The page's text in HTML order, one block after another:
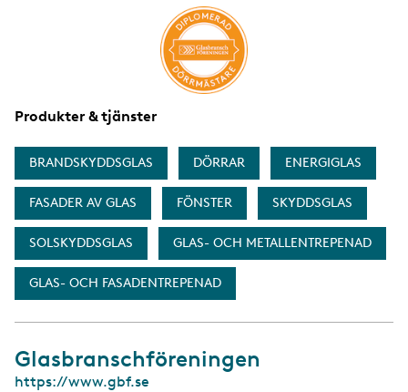
Produkter & tjänster
BRANDSKYDDSGLAS DÖRRAR ENERGIGLAS
FASADER AV GLAS FÖNSTER SKYDDSGLAS
SOLSKYDDSGLAS GLAS- OCH METALLENTREPENAD
GLAS- OCH FASADENTREPENAD
Glasbranschföreningen
W
https://www.gbf.se